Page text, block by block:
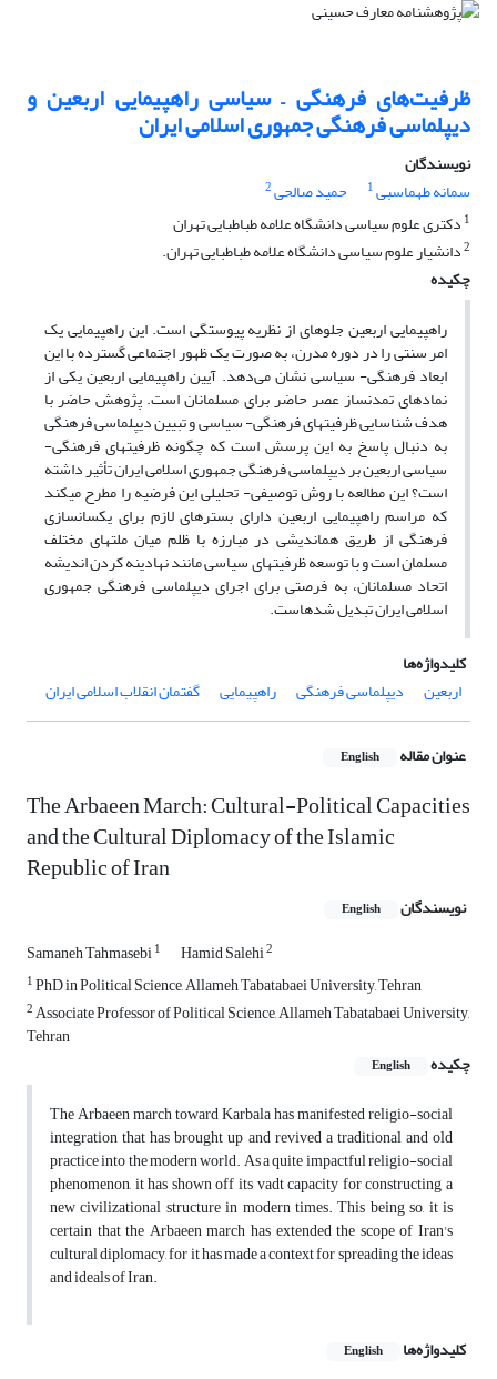
ظرفیت‌های فرهنگی – سیاسی راهپیمایی اربعین و
دیپلماسی فرهنگی جمهوری اسلامی ایران
نویسندگان
سمانه طهماسبی1 حمید صالحی2
1 دکتری علوم سیاسی دانشگاه علامه طباطبایی تهران
2دانشیار علوم سیاسی دانشگاه علامه طباطبایی تهران.
چکیده
راهپیمایی اربعین جلوه­ای از نظریه پیوستگی است. این راهپیمایی یک
امر سنتی را در دوره مدرن، به صورت یک ظهور اجتماعی گسترده با این
ابعاد فرهنگی- سیاسی نشان می‌دهد. آیین راهپیمایی اربعین یکی از
نمادهای تمدن­ساز عصر حاضر برای مسلمانان است. پژوهش حاضر با
هدف شناسایی ظرفیت­های فرهنگی- سیاسی و تبیین دیپلماسی فرهنگی
به دنبال پاسخ به این پرسش است که چگونه ظرفیت­های فرهنگی-
سیاسی اربعین بر دیپلماسی فرهنگی جمهوری اسلامی ایران تأثیر داشته
است؟ این مطالعه با روش توصیفی- تحلیلی این فرضیه را مطرح می­کند
که مراسم راهپیمایی اربعین دارای بسترهای لازم برای یکسان­سازی
فرهنگی از طریق هم­اندیشی در مبارزه با ظلم میان ملت­های مختلف
مسلمان است و با توسعه ظرفیت­های سیاسی مانند نهادینه کردن اندیشه
اتحاد مسلمانان، به فرصتی برای اجرای دیپلماسی فرهنگی جمهوری
اسلامی ایران تبدیل شده­است.
کلیدواژه‌ها
اربعین
دیپلماسی فرهنگی راهپیمایی گفتمان انقلاب اسلامی ایران
عنوان مقاله English
The Arbaeen March: Cultural-Political Capacities
and the Cultural Diplomacy of the Islamic
Republic of Iran
نویسندگان English
Samaneh Tahmasebi1 Hamid Salehi2
1PhD in Political Science, Allameh Tabatabaei University, Tehran
2Associate Professor of Political Science, Allameh Tabatabaei University,
Tehran
چکیده
English
The Arbaeen march toward Karbala has manifested religio-social
integration that has brought up and revived a traditional and old
practice into the modern world. As a quite impactful religio-social
phenomenon, it has shown off its vadt capacity for constructing a
new civilizational structure in modern times. This being so, it is
certain that the Arbaeen march has extended the scope of Iran's
cultural diplomacy, for it has made a context for spreading the ideas
and ideals of Iran.
کلیدواژه‌ها English